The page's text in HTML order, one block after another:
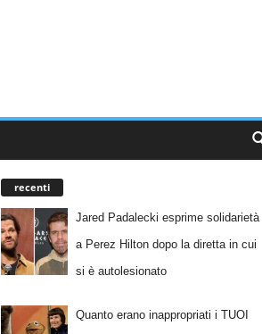
recenti
Jared Padalecki esprime solidarietà
a Perez Hilton dopo la diretta in cui
si è autolesionato
Quanto erano inappropriati i TUOI